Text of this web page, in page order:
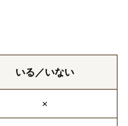
いる／いない
×